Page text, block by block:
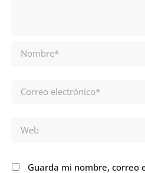
Nombre*
Correo
Web
Guarda mi nombre, correo